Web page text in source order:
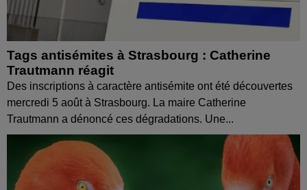
Tags antisémites à Strasbourg : Catherine
Trautmann réagit
Des inscriptions à caractère antisémite ont été découvertes
mercredi 5 août à Strasbourg. La maire Catherine
Trautmann a dénoncé ces dégradations. Une...